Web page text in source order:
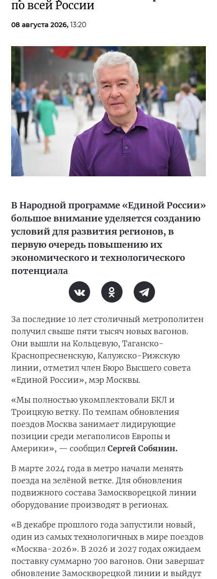
по всей России
08 августа 2026, 13:20
В Народной программе «Единой России»
большое внимание уделяется созданию
условий для развития регионов, в
первую очередь повышению их
экономического и технологического
потенциала
За последние 10 лет столичный метрополитен
получил свыше пяти тысяч новых вагонов.
Они вышли на Кольцевую, Таганско-
Краснопресненскую, Калужско-Рижскую
линии, отметил член Бюро Высшего совета
«Единой России», мэр Москвы.
«Мы полностью укомплектовали БКЛ и
Троицкую ветку. По темпам обновления
поездов Москва занимает лидирующие
позиции среди мегаполисов Европы и
Америки», — сообщил Сергей Собянин.
В марте 2024 года в метро начали менять
поезда на зелёной ветке. Для обновления
подвижного состава Замоскворецкой линии
оборудование производят в регионах.
«В декабре прошлого года запустили новый,
один из самых технологичных в мире поездов
«Москва-2026». В 2026 и 2027 годах ожидаем
поставку суммарно 700 вагонов. Они завершат
обновление Замоскворецкой линии и выйдут